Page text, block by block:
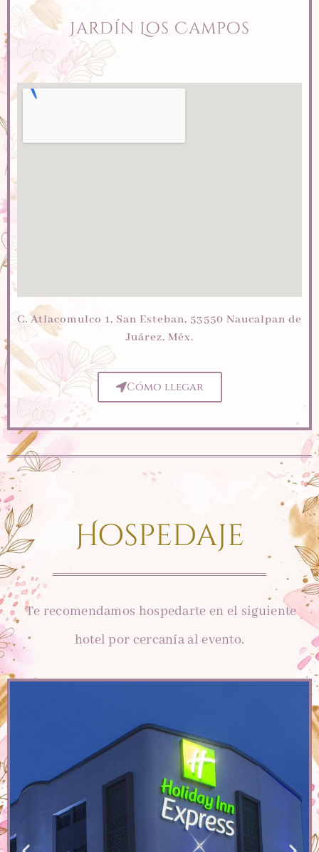
Jardín Los Campos
C. Atlacomulco 1, San Esteban, 53550 Naucalpan de
Juárez, Méx.
Cómo llegar
Hospedaje
Te recomendamos hospedarte en el siguiente
hotel por cercanía al evento.